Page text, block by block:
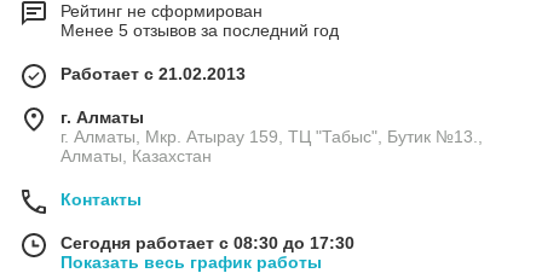
Рейтинг не сформирован
Менее 5 отзывов за последний год
Работает с 21.02.2013
г. Алматы
г. Алматы, Мкр. Атырау 159, ТЦ "Табыс", Бутик №13.,
Алматы, Казахстан
Контакты
Сегодня работает с 08:30 до 17:30
Показать весь график работы